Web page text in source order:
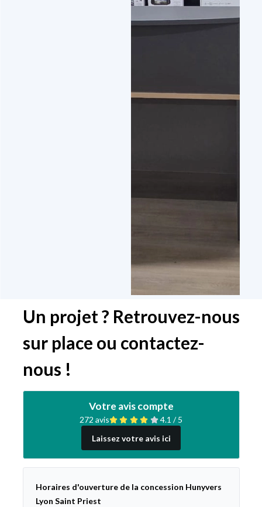
Un projet ? Retrouvez-nous
sur place ou contactez-
nous !
Votre avis compte
272 avis
4.1 / 5
Laissez votre avis ici
Horaires d'ouverture de la concession Hunyvers
Lyon Saint Priest